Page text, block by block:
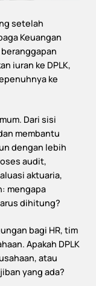
setelah
Keuangan
iuran ke DPLK,
ke
Dari sisi
membantu
dengan lebih
audit,
aktuaria,
mengapa
dihitung?
bagi HR, tim
Apakah DPLK
atau
yang ada?